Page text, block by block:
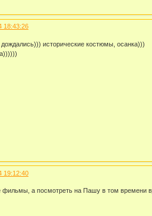
18:43:26
исторические костюмы, осанка)))
19:12:40
а посмотреть на Пашу в том времени